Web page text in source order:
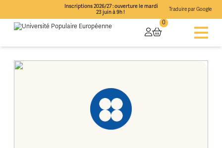
Inscriptions 2026/27 : ouverture le mardi
23 juin à 9h !
Traduire par Google
0